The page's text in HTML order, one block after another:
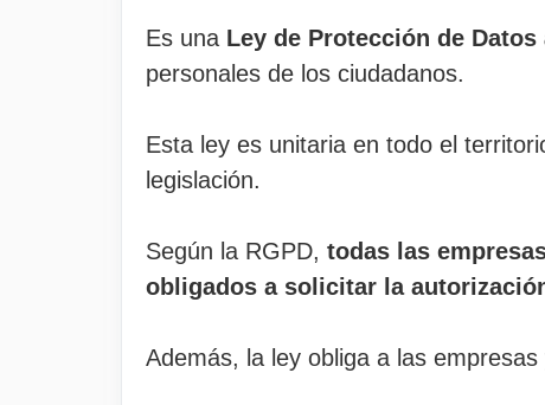
Es una Ley de Protección de
personales de los ciudadanos.
Esta ley es unitaria en todo el
legislación.
Según la RGPD, todas las
obligados a solicitar la
Además, la ley obliga a las